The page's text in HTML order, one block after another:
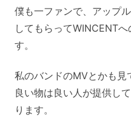
僕も一ファンで、アップ
してもらってWINCENT
す。
私のバンドのMVとかも見
良い物は良い人が提供し
ります。